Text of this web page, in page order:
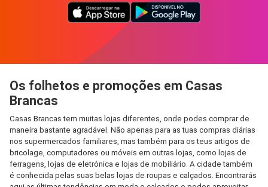
Os folhetos e promoções em Casas
Brancas
Casas Brancas tem muitas lojas diferentes, onde podes comprar de
maneira bastante agradável. Não apenas para as tuas compras diárias
nos supermercados familiares, mas também para os teus artigos de
bricolage, computadores ou móveis em outras lojas, como lojas de
ferragens, lojas de eletrónica e lojas de mobiliário. A cidade também
é conhecida pelas suas belas lojas de roupas e calçados. Encontrarás